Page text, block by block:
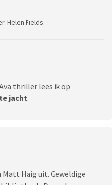
Helen Fields.
thriller lees ik op
jacht.
Matt Haig uit. Geweldige